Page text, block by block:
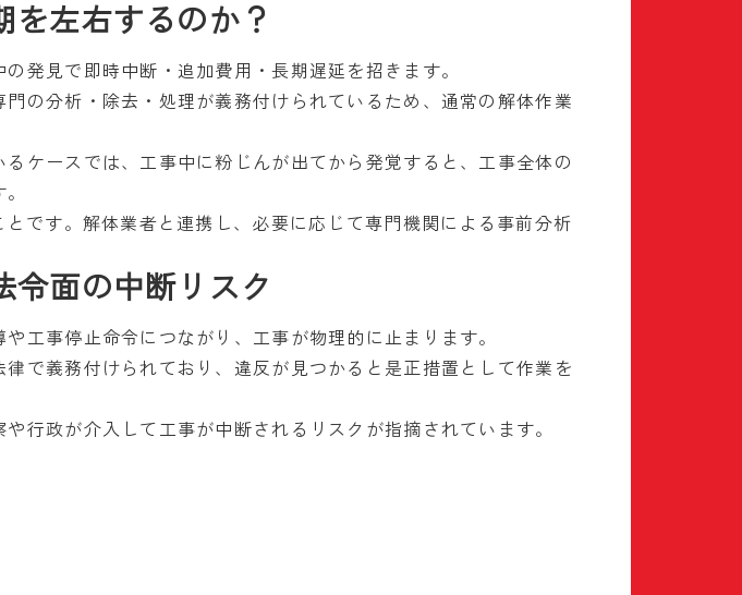
左右するのか？
発見で即時中断・追加費用・長期遅延を招きます。
の分析・除去・処理が義務付けられているため、通常の解体作業
ケースでは、工事中に粉じんが出てから発覚すると、工事全体の
です。解体業者と連携し、必要に応じて専門機関による事前分析
令面の中断リスク
工事停止命令につながり、工事が物理的に止まります。
で義務付けられており、違反が見つかると是正措置として作業を
行政が介入して工事が中断されるリスクが指摘されています。